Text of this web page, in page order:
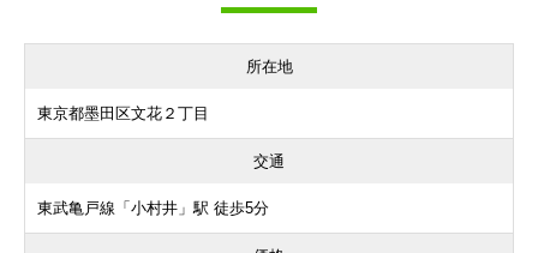
所在地
東京都墨田区文花２丁目
交通
東武亀戸線「小村井」駅 徒歩5分